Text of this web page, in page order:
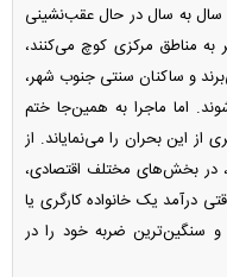
سال به سال در حال عقب‌نشینی
به مناطق مرکزی کوچ می‌کنند،
و ساکنان سنتی جنوب شهر،
اما ماجرا به همین‌جا ختم
از این بحران را می‌نمایاند. از
در بخش‌های مختلف اقتصادی،
درآمد یک خانواده کارگری یا
سنگین‌ترین ضربه خود را در